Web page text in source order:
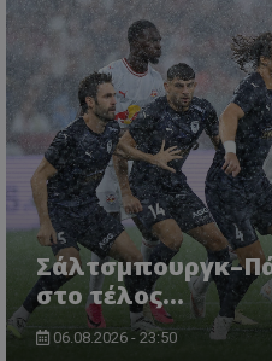
στο τέλος...
06.08.2026 - 23:50